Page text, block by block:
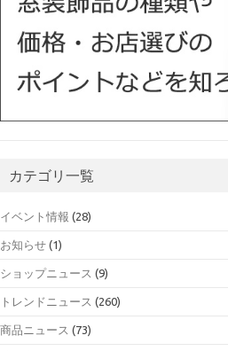
カテゴリ一覧
イベント情報 (28)
お知らせ (1)
ショップニュース (9)
トレンドニュース (260)
商品ニュース (73)